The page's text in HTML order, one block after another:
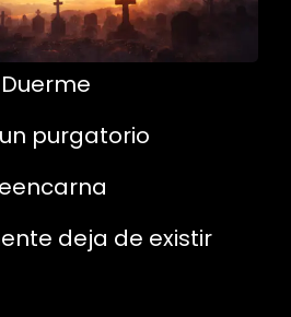
Duerme
purgatorio
deja de existir